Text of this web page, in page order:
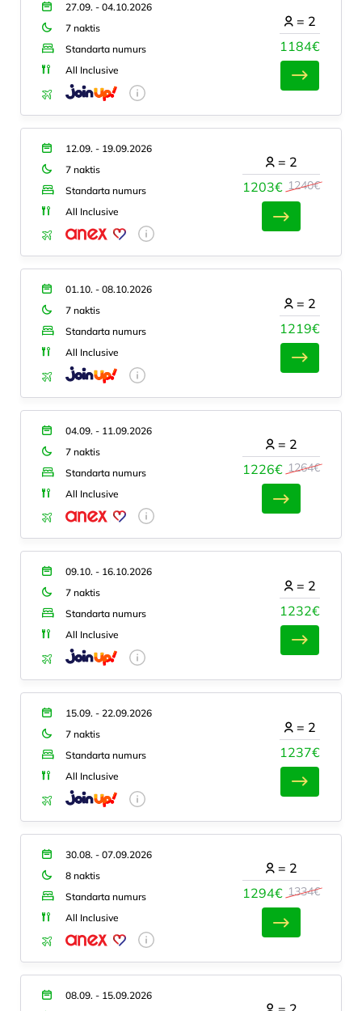
27.09. - 04.10.2026
7 naktis
Standarta numurs
All Inclusive
1184€
= 2
12.09. - 19.09.2026
7 naktis
Standarta numurs
All Inclusive
1203€ 1240€
= 2
01.10. - 08.10.2026
7 naktis
Standarta numurs
All Inclusive
1219€
= 2
04.09. - 11.09.2026
7 naktis
Standarta numurs
All Inclusive
1226€ 1264€
= 2
09.10. - 16.10.2026
7 naktis
Standarta numurs
All Inclusive
1232€
= 2
15.09. - 22.09.2026
7 naktis
Standarta numurs
All Inclusive
1237€
= 2
30.08. - 07.09.2026
8 naktis
Standarta numurs
All Inclusive
1294€ 1334€
= 2
08.09. - 15.09.2026